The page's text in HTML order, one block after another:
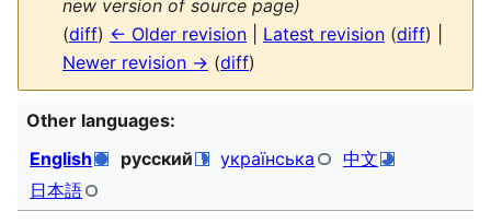
new version of source page)
(diff) ← Older revision Latest revision (diff) |
Newer revision → (diff)
Other languages:
English
русский українська
中文
日本語